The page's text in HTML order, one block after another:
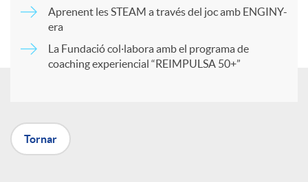
t
r
Aprenent les STEAM a través del joc amb ENGINY-
era
La Fundació col·labora amb el programa de
coaching experiencial “REIMPULSA 50+”
Tornar